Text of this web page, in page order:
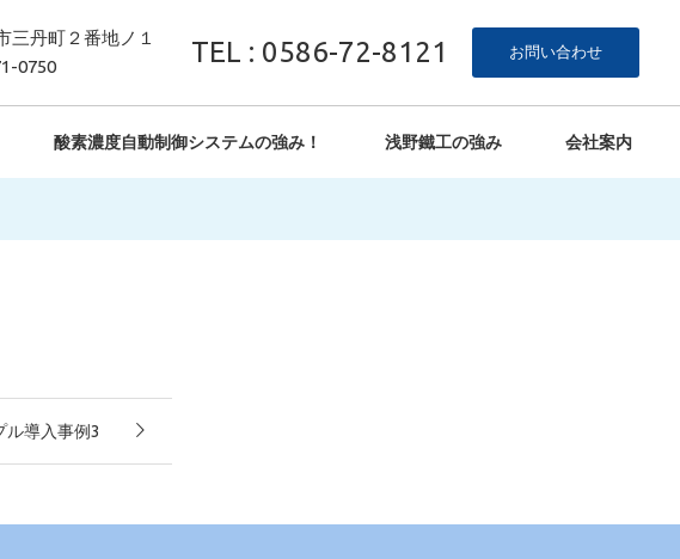
三丹町２番地ノ１
0750
TEL : 0586-72-8121 お問い合わせ
酸素濃度自動制御システムの強み！ 浅野鐵工の強み 会社案内
ル導入事例3